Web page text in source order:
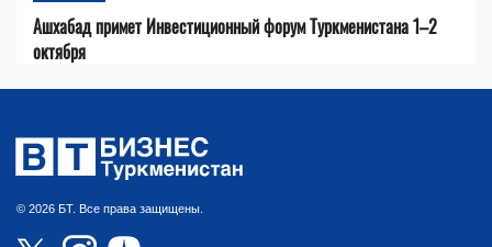
Ашхабад примет Инвестиционный форум Туркменистана 1–2
октября
© 2026 БТ. Все права защищены.